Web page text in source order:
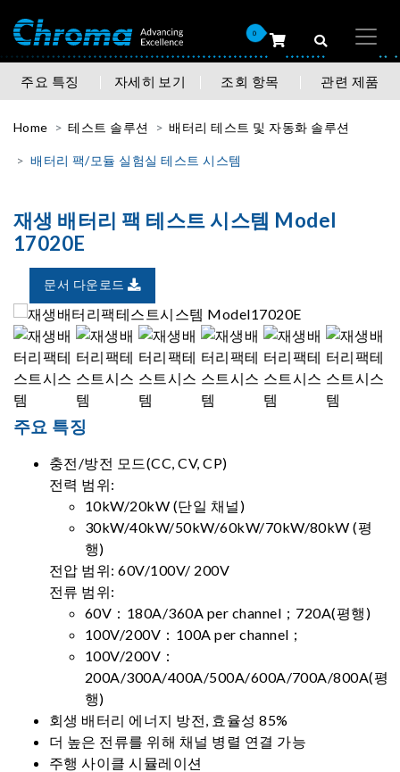
0
주요 특징 자세히 보기 조회 항목 관련 제품
Home 테스트 솔루션 배터리 테스트 및 자동화 솔루션
배터리 팩/모듈 실험실 테스트 시스템
재생 배터리 팩 테스트 시스템 Model
17020E
문서 다운로드
주요 특징
충전/방전 모드(CC, CV, CP)
전력 범위:
10kW/20kW (단일 채널)
30kW/40kW/50kW/60kW/70kW/80kW (평
행)
전압 범위: 60V/100V/ 200V
전류 범위:
60V：180A/360A per channel；720A(평행)
100V/200V：100A per channel；
100V/200V：
200A/300A/400A/500A/600A/700A/800A(평
행)
회생 배터리 에너지 방전, 효율성 85%
더 높은 전류를 위해 채널 병렬 연결 가능
주행 사이클 시뮬레이션